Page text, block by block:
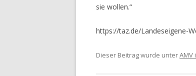
sie wollen.“
https://taz.de/Landeseigene-
Dieser Beitrag wurde unterAMV